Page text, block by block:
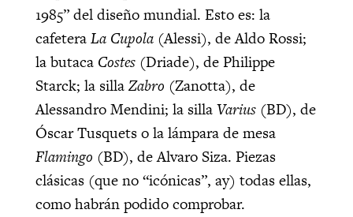
1985” del diseño mundial. Esto es: la
cafeteraLa Cupola(Alessi), de Aldo Rossi;
la butaca Costes(Driade), de Philippe
Starck; la sillaZabro (Zanotta), de
Alessandro Mendini; la sillaVarius(BD), de
Óscar Tusquets o la lámpara de mesa
Flamingo (BD), de Alvaro Siza. Piezas
clásicas (que no “icónicas”, ay) todas ellas,
como habrán podido comprobar.